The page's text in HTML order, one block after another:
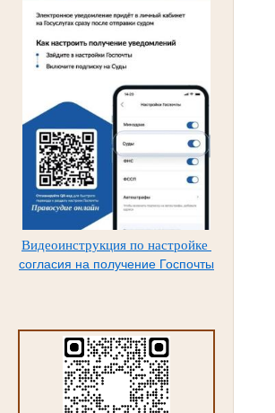
Видеоинструкция по настройке
согласия на получение Госпочты